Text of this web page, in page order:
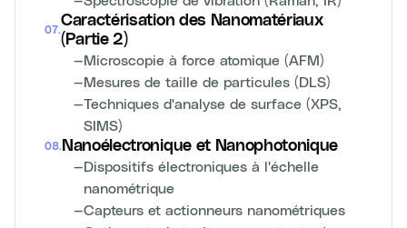
07.
Caractérisation des Nanomatériaux
(Partie 2)
—Microscopie à force atomique (AFM)
—Mesures de taille de particules (DLS)
—Techniques d'analyse de surface (XPS,
SIMS)
08. Nanoélectronique et Nanophotonique
—Dispositifs électroniques à l'échelle
nanométrique
—Capteurs et actionneurs nanométriques